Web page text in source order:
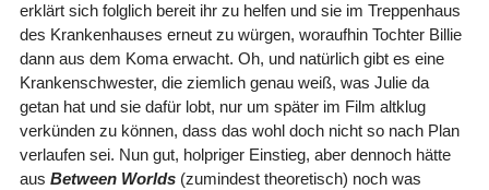
erklärt sich folglich bereit ihr zu helfen und sie im Treppenhaus
des Krankenhauses erneut zu würgen, woraufhin Tochter Billie
dann aus dem Koma erwacht. Oh, und natürlich gibt es eine
Krankenschwester, die ziemlich genau weiß, was Julie da
getan hat und sie dafür lobt, nur um später im Film altklug
verkünden zu können, dass das wohl doch nicht so nach Plan
verlaufen sei. Nun gut, holpriger Einstieg, aber dennoch hätte
aus Between Worlds(zumindest theoretisch) noch was